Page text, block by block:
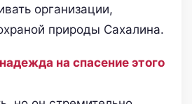
организации,
природы Сахалина.
на спасение этого